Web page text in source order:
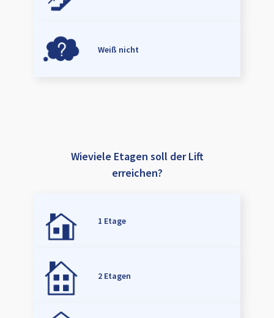
Weiß nicht
Wieviele Etagen soll der Lift
erreichen?
1 Etage
2 Etagen